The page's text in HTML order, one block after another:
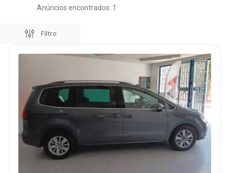
Anúncios encontrados: 1
Filtro